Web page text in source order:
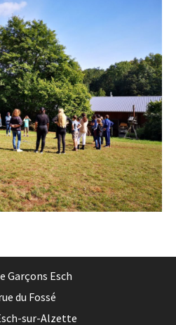
Garçons Esch
du Fossé
sur-Alzette